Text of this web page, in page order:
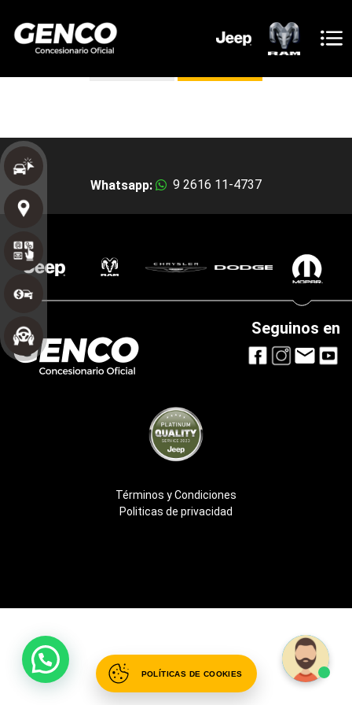
Whatsapp: 9 2616 11-4737
Seguinos en
Términos y Condiciones
Politicas de privacidad
POLÍTICAS DE COOKIES